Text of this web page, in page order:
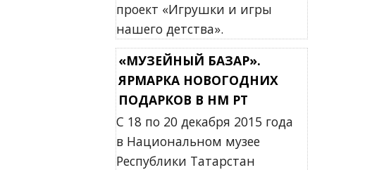
проект «Игрушки и игры
нашего детства».
«МУЗЕЙНЫЙ БАЗАР».
ЯРМАРКА НОВОГОДНИХ
ПОДАРКОВ В НМ РТ
С 18 по 20 декабря 2015 года
в Национальном музее
Республики Татарстан